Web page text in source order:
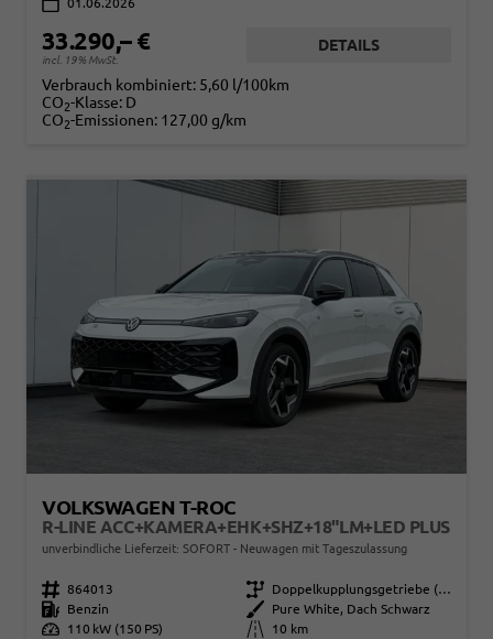
01.06.2026
33.290,– €
incl. 19% MwSt.
DETAILS
Verbrauch kombiniert: 5,60 l/100km
CO2-Klasse: D
CO2-Emissionen: 127,00 g/km
VOLKSWAGEN T-ROC
R-LINE ACC+KAMERA+EHK+SHZ+18"LM+LED PLUS
unverbindliche Lieferzeit: SOFORT Neuwagen mit Tageszulassung
Fahrzeugnr. 864013 Getriebe
Doppelkupplungsgetriebe (DSG)
Kraftstoff
Benzin Außenfarbe
Pure White, Dach Schwarz
Leistung
110 kW (150 PS) Kilometerstand
10 km